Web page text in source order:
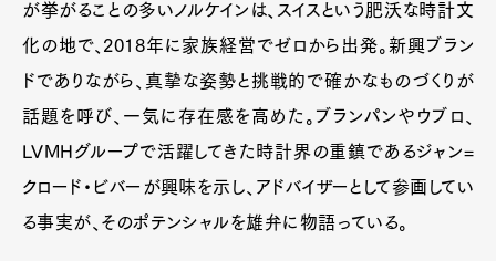
が挙がることの多いノルケインは、スイスという肥沃な時計文
化の地で、2018年に家族経営でゼロから出発。新興ブラン
ドでありながら、真摯な姿勢と挑戦的で確かなものづくりが
話題を呼び、一気に存在感を高めた。ブランパンやウブロ、
LVMHグループで活躍してきた時計界の重鎮であるジャン=
クロード・ビバーが興味を示し、アドバイザーとして参画してい
る事実が、そのポテンシャルを雄弁に物語っている。